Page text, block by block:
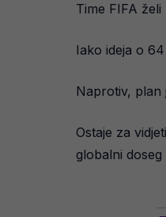
Time FIFA
Iako ideja o
Naprotiv, plan
Ostaje za
globalni doseg